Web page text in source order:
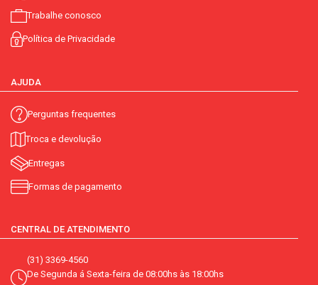
Trabalhe conosco
Política de Privacidade
AJUDA
Perguntas frequentes
Troca e devolução
Entregas
Formas de pagamento
CENTRAL DE ATENDIMENTO
(31) 3369-4560
De Segunda á Sexta-feira de 08:00hs às 18:00hs